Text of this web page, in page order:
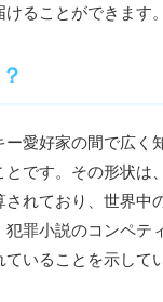
ることができます。
愛好家の間で広く
です。その形状は
れており、世界中
罪小説のコンペテ
いることを示して